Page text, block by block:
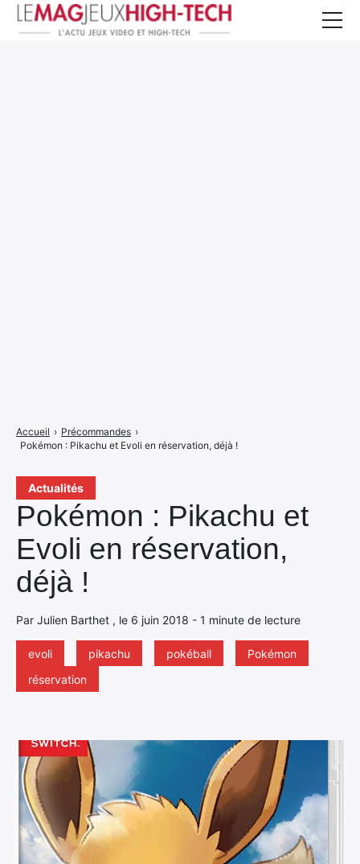
Actualités
Pokémon : Pikachu et
Evoli en réservation,
déjà !
Par Julien Barthet , le 6 juin 2018 - 1 minute de lecture
evoli pikachu pokéball
Pokémon
réservation
Accueil › Précommandes ›
Pokémon : Pikachu et Evoli en réservation, déjà !